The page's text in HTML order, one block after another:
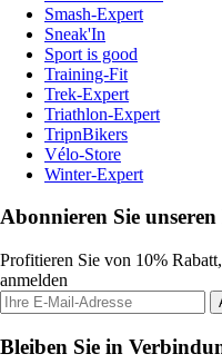
Smash-Expert
Sneak'In
Sport is good
Training-Fit
Trek-Expert
Triathlon-Expert
TripnBikers
Vélo-Store
Winter-Expert
Abonnieren Sie unseren
Profitieren Sie von 10%
anmelden
Bleiben Sie in